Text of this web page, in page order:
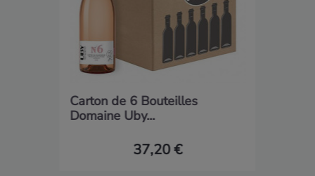
Carton de 6 Bouteilles
Domaine Uby...
37,20 €